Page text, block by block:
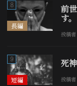
長編
8 前
す。
投稿
短編
9 死
投稿